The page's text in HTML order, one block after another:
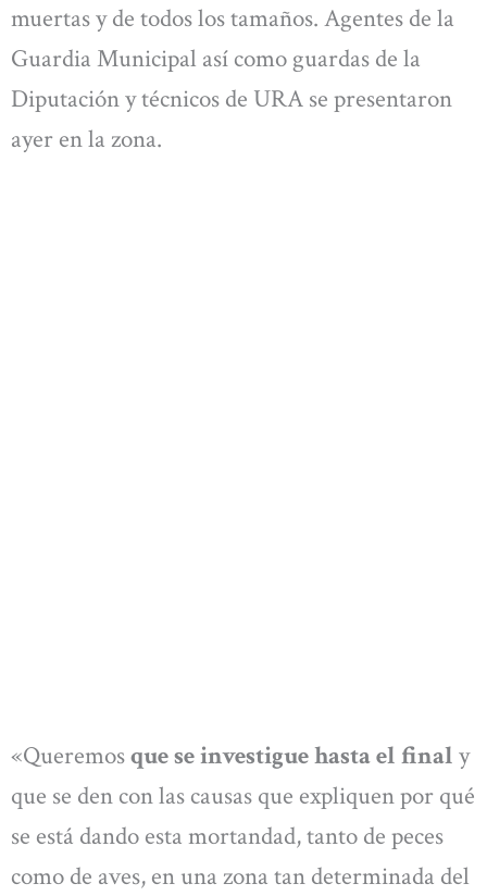
muertas y de todos los tamaños. Agentes de la
Guardia Municipal así como guardas de la
Diputación y técnicos de URA se presentaron
ayer en la zona.
«Queremosque se investigue hasta el final y
que se den con las causas que expliquen por qué
se está dando esta mortandad, tanto de peces
como de aves, en una zona tan determinada del